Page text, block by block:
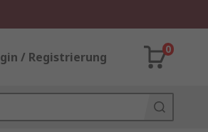
/ Registrierung
0